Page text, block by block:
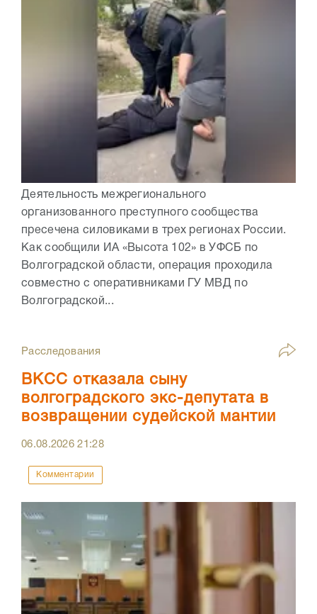
Деятельность межрегионального
организованного преступного сообщества
пресечена силовиками в трех регионах России.
Как сообщили ИА «Высота 102» в УФСБ по
Волгоградской области, операция проходила
совместно с оперативниками ГУ МВД по
Волгоградской...
Расследования
ВКСС отказала сыну
волгоградского экс-депутата в
возвращении судейской мантии
06.08.202621:28
Комментарии